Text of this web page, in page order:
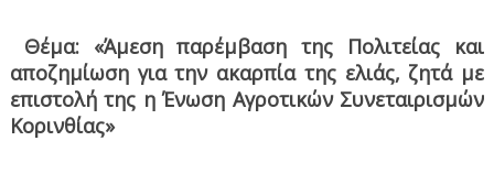
Θέμα: «Άμεση παρέμβαση της Πολιτείας και
αποζημίωση για την ακαρπία της ελιάς, ζητά με
επιστολή της η Ένωση Αγροτικών Συνεταιρισμών
Κορινθίας»